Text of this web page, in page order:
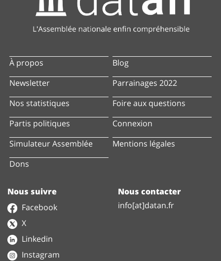
À propos
Newsletter
Nos statistiques
Partis politiques
Simulateur Assemblée
Dons
Blog
Parrainages 2022
Foire aux questions
Connexion
Mentions légales
Nous suivre
Facebook
X
Linkedin
Instagram
Nous contacter
info[at]datan.fr